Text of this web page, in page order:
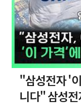
"삼성전자 '
니다" 삼성전